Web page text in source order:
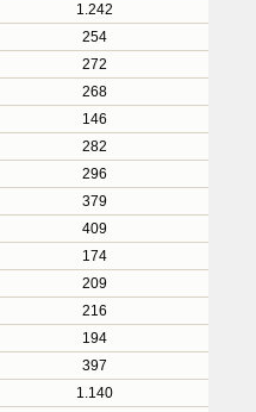
1.242
254
272
268
146
282
296
379
409
174
209
216
194
397
1.140